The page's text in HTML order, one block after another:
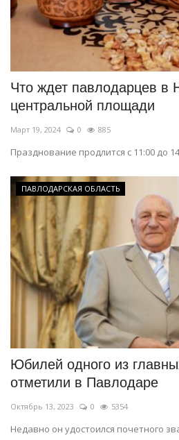
Что ждет павлодарцев в
центральной площади
Март 19, 2024 0 885
Празднование продлится с 11:00 до
ПАВЛОДАРСКАЯ ОБЛАСТЬ
Юбилей одного из
отметили в Павлодаре
Октябрь 13, 2023 0 5354
Недавно он удостоился почетного